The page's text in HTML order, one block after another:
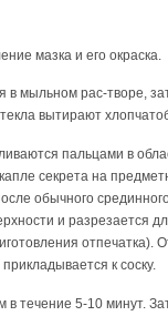
мазка и его окраска.
в мыльном рас-творе,
вытирают
пальцами в
секрета на
обычного
и разрезается
отпечатка).
к соску.
течение 5-10 минут.